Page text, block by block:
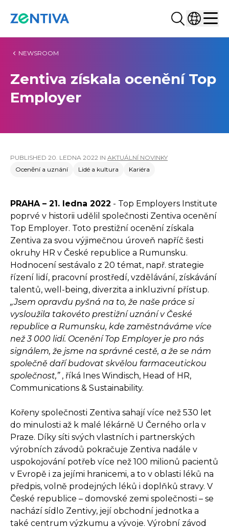
Vyhledat...
Vyberte
NEWSROOM
Zentiva získala ocenění Top
Employer
PUBLISHED 20. LEDNA 2022 IN AKTUÁLNÍ NOVINKY
Ocenění a uznání
Lidé a kultura Kariéra
PRAHA – 21. ledna 2022 - Top Employers Institute
poprvé v historii udělil společnosti Zentiva ocenění
Top Employer. Toto prestižní ocenění získala
Zentiva za svou výjimečnou úroveň napříč šesti
okruhy HR v České republice a Rumunsku.
Hodnocení sestávalo z 20 témat, např. strategie
řízení lidí, pracovní prostředí, vzdělávání, získávání
talentů, well-being, diverzita a inkluzivní přístup.
„Jsem opravdu pyšná na to, že naše práce si
vysloužila takovéto prestižní uznání v České
republice a Rumunsku, kde zaměstnáváme více
než 3 000 lidí. Ocenění Top Employer je pro nás
signálem, že jsme na správné cestě, a že se nám
společně daří budovat skvělou farmaceutickou
společnost,” , říká Ines Windisch, Head of HR,
Communications & Sustainability.
Kořeny společnosti Zentiva sahají více než 530 let
do minulosti až k malé lékárně U Černého orla v
Praze. Díky síti svých vlastních i partnerských
výrobních závodů pokračuje Zentiva nadále v
uspokojování potřeb více než 100 milionů pacientů
v Evropě i za jejími hranicemi, a to v oblasti léků na
předpis, volně prodejných léků i doplňků stravy. V
České republice – domovské zemi společnosti – se
nachází sídlo Zentivy, její obchodní jednotka a
také centrum výzkumu a vývoje. Výrobní závod